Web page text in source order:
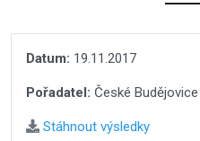
Datum: 19.11.2017
Pořadatel: České Budějovice
Stáhnout výsledky